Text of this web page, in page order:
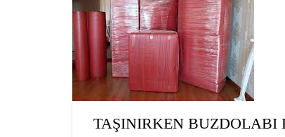
TAŞINIRKEN BUZDOLABI